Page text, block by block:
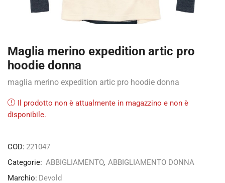
Maglia merino expedition artic pro
hoodie donna
maglia merino expedition artic pro hoodie donna
Il prodotto non è attualmente in magazzino e non è
disponibile.
COD: 221047
Categorie: ABBIGLIAMENTO, ABBIGLIAMENTO DONNA
Marchio: Devold